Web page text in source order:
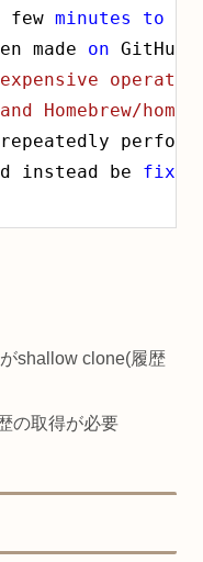
few minutes to
made on GitHub
Homebrew/
instead be fixed
shallow clone(履歴
の取得が必要